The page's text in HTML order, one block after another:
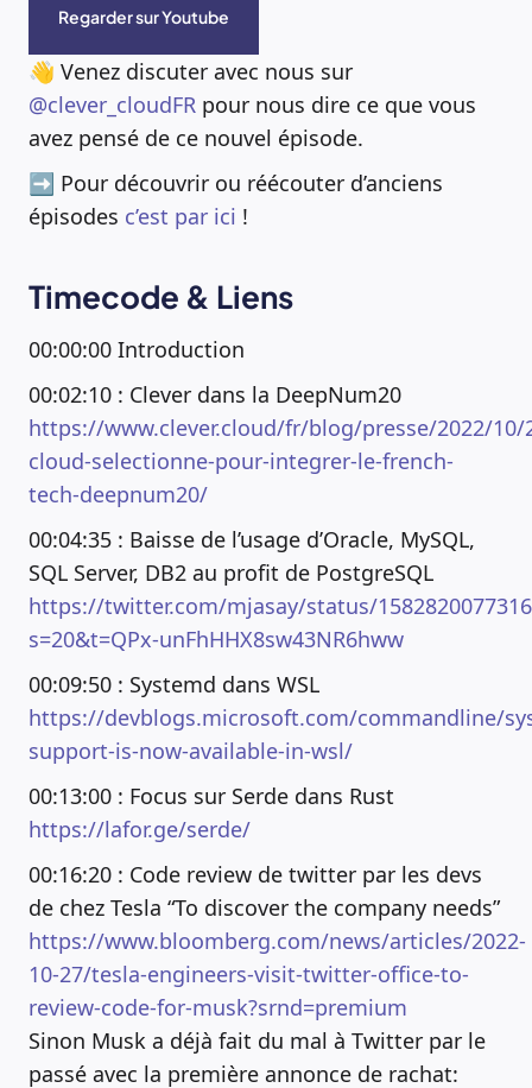
Regarder sur Youtube
👋 Venez discuter avec nous sur
@clever_cloudFR pour nous dire ce que vous
avez pensé de ce nouvel épisode.
➡️ Pour découvrir ou réécouter d’anciens
épisodes c’est par ici !
Timecode & Liens
00:00:00 Introduction
00:02:10 : Clever dans la DeepNum20
https://www.clever.cloud/fr/blog/presse/2022/10/
cloud-selectionne-pour-integrer-le-french-
tech-deepnum20/
00:04:35 : Baisse de l’usage d’Oracle, MySQL,
SQL Server, DB2 au profit de PostgreSQL
https://twitter.com/mjasay/status/
s=20&t=QPx-unFhHHX8sw43NR6hww
00:09:50 : Systemd dans WSL
https://devblogs.microsoft.com/commandline/
support-is-now-available-in-wsl/
00:13:00 : Focus sur Serde dans Rust
https://lafor.ge/serde/
00:16:20 : Code review de twitter par les devs
de chez Tesla “To discover the company needs”
https://www.bloomberg.com/news/articles/2022-
10-27/tesla-engineers-visit-twitter-office-to-
review-code-for-musk?srnd=premium
Sinon Musk a déjà fait du mal à Twitter par le
passé avec la première annonce de rachat: